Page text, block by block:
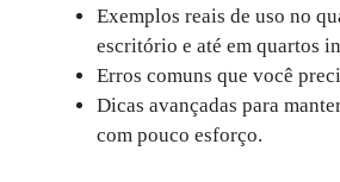
Exemplos reais de uso no
escritório e até em quartos
Erros comuns que você
Dicas avançadas para
com pouco esforço.